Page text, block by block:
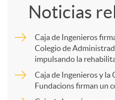
Noticias
Caja de Ingenieros
Colegio de
impulsando la
Caja de Ingenieros y la
Fundacions firman un